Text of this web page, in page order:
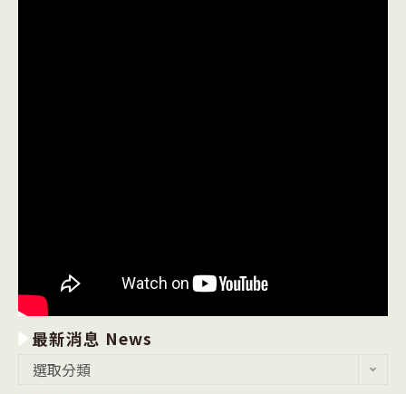
最新消息 News
選取分類